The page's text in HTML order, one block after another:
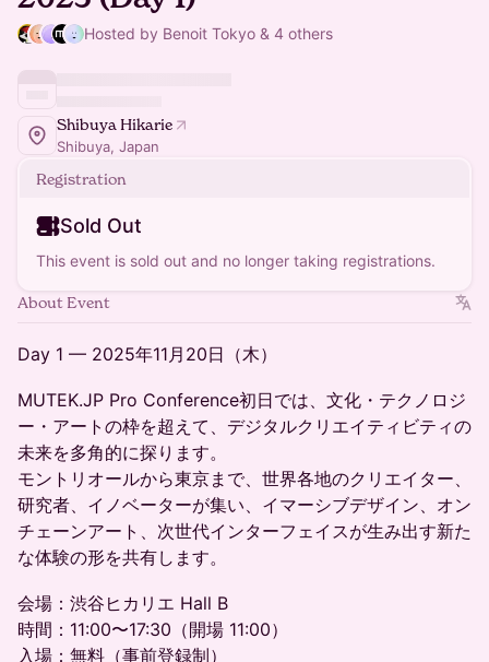
Hosted by Benoit Tokyo & 4 others
Shibuya Hikarie
Shibuya, Japan
Registration
Sold Out
This event is sold out and no longer taking registrations.
About Event
Day 1 — 2025年11月20日（木）
MUTEK.JP Pro Conference初日では、文化・テクノロジ
ー・アートの枠を超えて、デジタルクリエイティビティの
未来を多角的に探ります。
モントリオールから東京まで、世界各地のクリエイター、
研究者、イノベーターが集い、イマーシブデザイン、オン
チェーンアート、次世代インターフェイスが生み出す新た
な体験の形を共有します。
会場：渋谷ヒカリエ Hall B
時間：11:00〜17:30（開場 11:00）
入場：無料（事前登録制）